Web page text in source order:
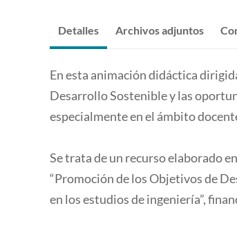
Detalles Archivos adjuntos
En esta animación didáctica
Desarrollo Sostenible y las
especialmente en el ámbito
Se trata de un recurso elaborado
“Promoción de los Objetivos de
en los estudios de ingeniería”,